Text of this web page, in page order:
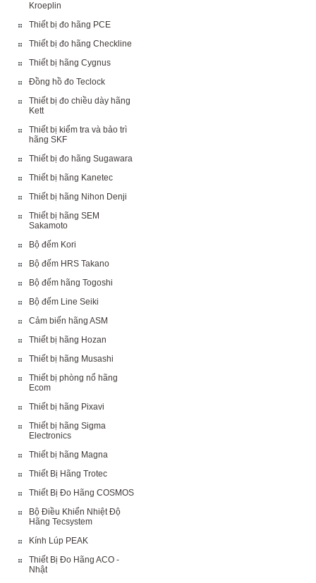
Kroeplin
Thiết bị đo hãng PCE
Thiết bị đo hãng Checkline
Thiết bị hãng Cygnus
Đồng hồ đo Teclock
Thiết bị đo chiều dày hãng
Kett
Thiết bị kiểm tra và bảo trì
hãng SKF
Thiết bị đo hãng Sugawara
Thiết bị hãng Kanetec
Thiết bị hãng Nihon Denji
Thiết bị hãng SEM
Sakamoto
Bộ đếm Kori
Bộ đếm HRS Takano
Bộ đếm hãng Togoshi
Bộ đếm Line Seiki
Cảm biến hãng ASM
Thiết bị hãng Hozan
Thiết bị hãng Musashi
Thiết bị phòng nổ hãng
Ecom
Thiết bị hãng Pixavi
Thiết bị hãng Sigma
Electronics
Thiết bị hãng Magna
Thiết Bị Hãng Trotec
Thiết Bị Đo Hãng COSMOS
Bộ Điều Khiển Nhiệt Độ
Hãng Tecsystem
Kính Lúp PEAK
Thiết Bị Đo Hãng ACO -
Nhật